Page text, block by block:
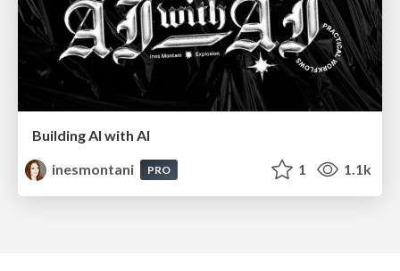
Building AI with AI
inesmontani
PRO 1 1.1k